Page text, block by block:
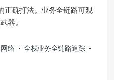
正确打法。业务全链路可观
器。
络 - 全栈业务全链路追踪 -